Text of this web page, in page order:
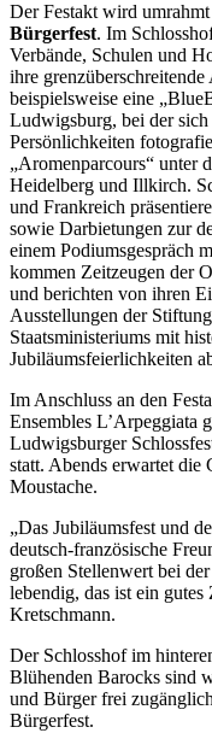
Der Festakt wird
Bürgerfest. Im
Verbände, Schulen und
ihre
beispielsweise eine
Ludwigsburg, bei der
Persönlichkeiten
„Aromenparcours“ unter
Heidelberg und Illkirch.
und Frankreich
sowie Darbietungen zur
einem Podiumsgespräch
kommen Zeitzeugen der
und berichten von ihren
Ausstellungen der
Staatsministeriums mit
Jubiläumsfeierlichkeiten
Im Anschluss an den
Ensembles L’Arpeggiata
Ludwigsburger
statt. Abends erwartet
Moustache.
„Das Jubiläumsfest und
deutsch-französische
großen Stellenwert bei
lebendig, das ist ein
Kretschmann.
Der Schlosshof im
Blühenden Barocks sind
und Bürger frei
Bürgerfest.